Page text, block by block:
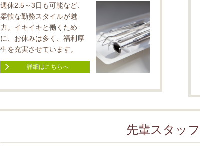
週休2.5～3日も可能など、
柔軟な勤務スタイルが魅
力。イキイキと働くため
に、お休みは多く、福利厚
生を充実させています。
詳細はこちらへ
先輩スタッ